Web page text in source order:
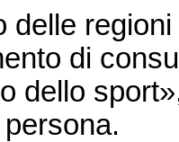
delle
di
dello